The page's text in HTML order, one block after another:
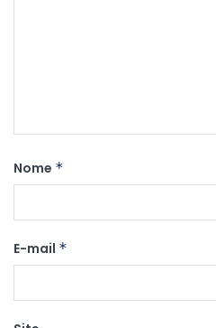
Nome *
E-mail *